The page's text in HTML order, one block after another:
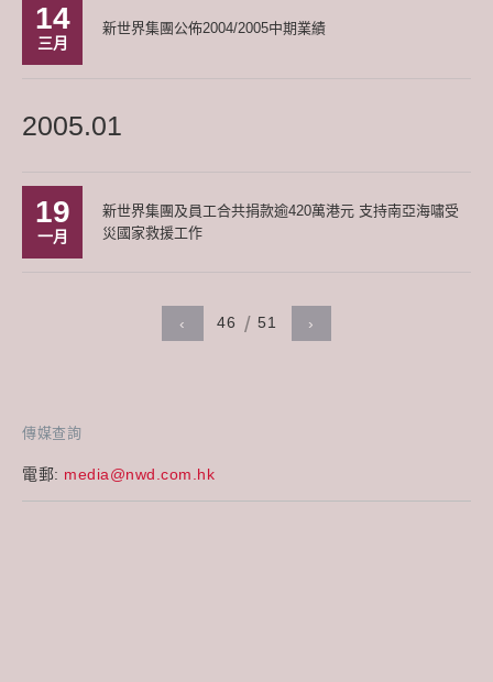
傳媒查詢
電郵: media@nwd.com.hk
14
三月
新世界集團公佈2004/2005中期業績
2005.01
19
一月
新世界集團及員工合共捐款逾420萬港元 支持南亞海嘯受
災國家救援工作
‹ 46 51 ›